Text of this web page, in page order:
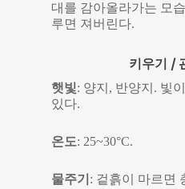
대를 감아올라가는 모
루면 져버린다.
키우기 /
햇빛: 양지, 반양지. 빛
있다.
온도: 25~30°C.
물주기 : 겉흙이 마르면